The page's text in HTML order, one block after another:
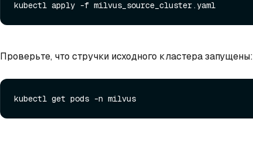
Проверьте, что стручки исходного кластера запущены: